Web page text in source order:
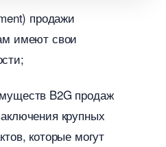
продажи
имеют свои
B2G продаж
крупных
которые могут